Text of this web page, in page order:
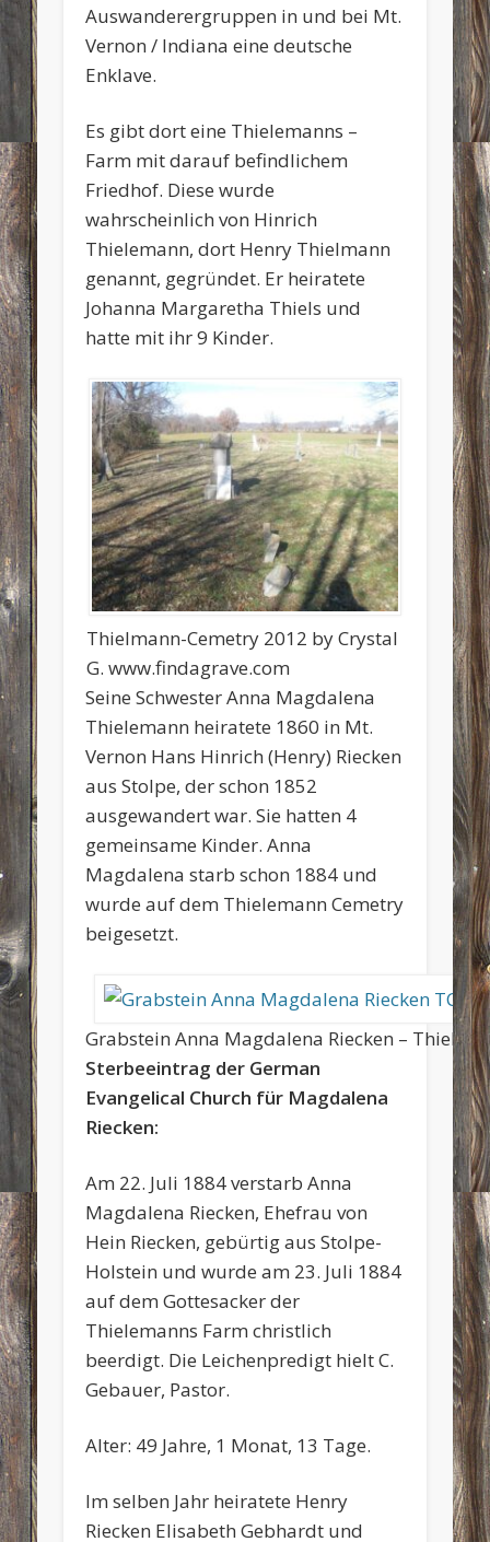
Auswanderergruppen in und bei Mt.
Vernon / Indiana eine deutsche
Enklave.
Es gibt dort eine Thielemanns –
Farm mit darauf befindlichem
Friedhof. Diese wurde
wahrscheinlich von Hinrich
Thielemann, dort Henry Thielmann
genannt, gegründet. Er heiratete
Johanna Margaretha Thiels und
hatte mit ihr 9 Kinder.
Thielmann-Cemetry 2012 by Crystal
G. www.findagrave.com
Seine Schwester Anna Magdalena
Thielemann heiratete 1860 in Mt.
Vernon Hans Hinrich (Henry) Riecken
aus Stolpe, der schon 1852
ausgewandert war. Sie hatten 4
gemeinsame Kinder. Anna
Magdalena starb schon 1884 und
wurde auf dem Thielemann Cemetry
beigesetzt.
Grabstein Anna Magdalena Riecken –
Sterbeeintrag der German
Evangelical Church für Magdalena
Riecken:
Am 22. Juli 1884 verstarb Anna
Magdalena Riecken, Ehefrau von
Hein Riecken, gebürtig aus Stolpe-
Holstein und wurde am 23. Juli 1884
auf dem Gottesacker der
Thielemanns Farm christlich
beerdigt. Die Leichenpredigt hielt C.
Gebauer, Pastor.
Alter: 49 Jahre, 1 Monat, 13 Tage.
Im selben Jahr heiratete Henry
Riecken Elisabeth Gebhardt und